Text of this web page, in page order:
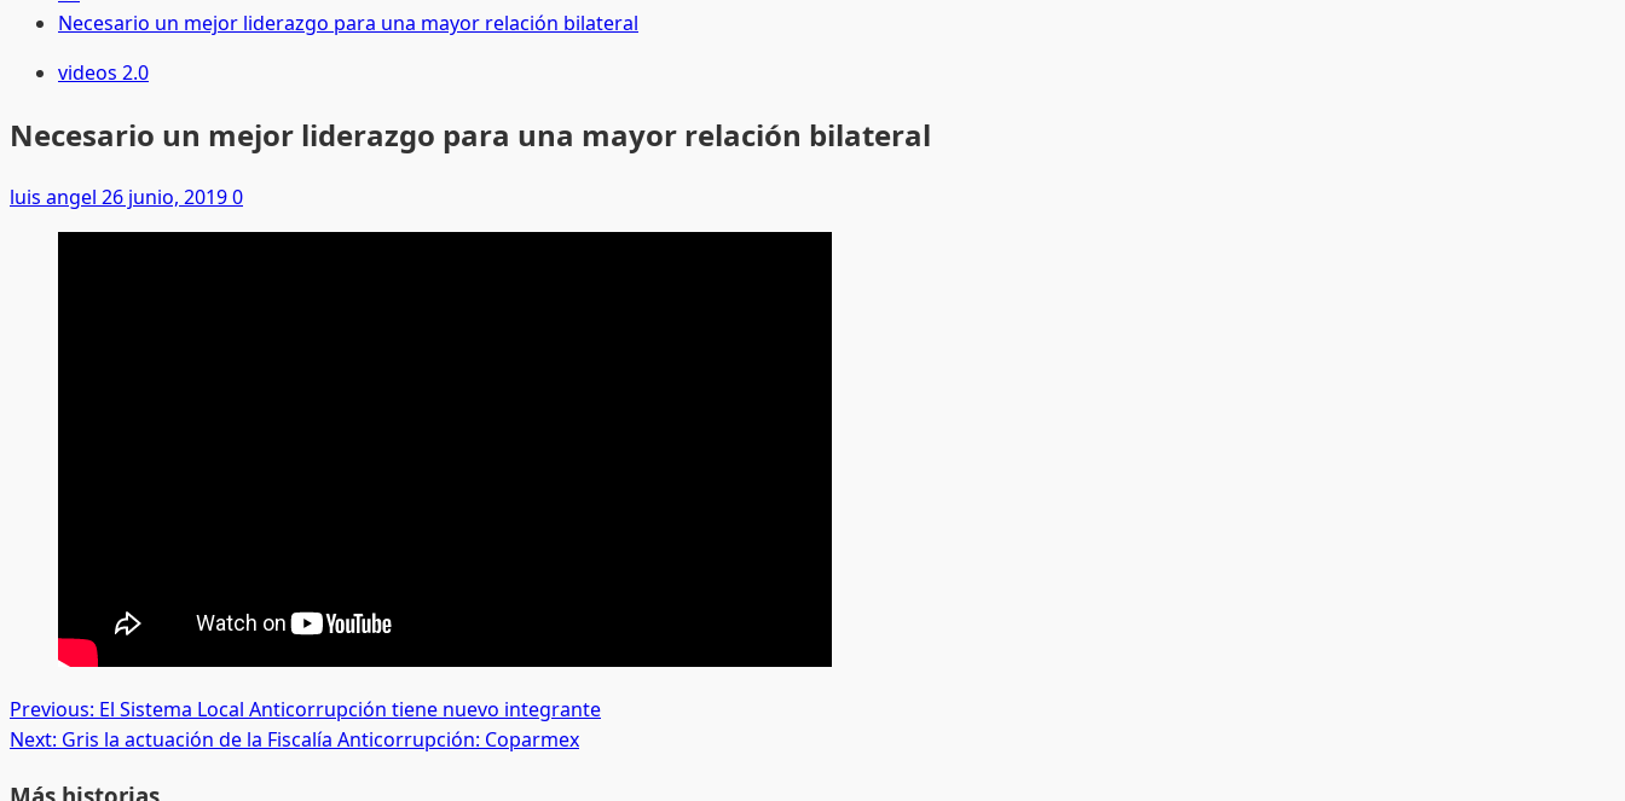
Necesario un mejor liderazgo para una mayor relación bilateral
videos 2.0
Necesario un mejor liderazgo para una mayor relación bilateral
luis angel 26 junio, 20190
Post
navigation
Previous: El Sistema Local Anticorrupción tiene nuevo integrante
Next: Gris la actuación de la Fiscalía Anticorrupción: Coparmex